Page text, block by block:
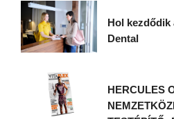
Hol kezdődik
Dental
HERCULES